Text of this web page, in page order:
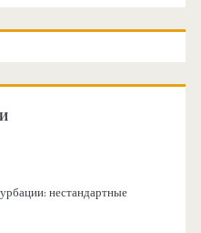
нестандартные